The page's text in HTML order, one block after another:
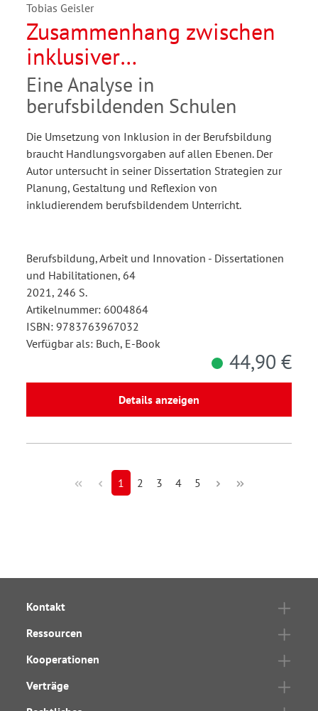
Tobias Geisler
Zusammenhang zwischen
inklusiver
Unterrichtsgestaltung und
Professionellen
Lerngemeinschaften
Eine Analyse in
berufsbildenden Schulen
Die Umsetzung von Inklusion in der Berufsbildung
braucht Handlungsvorgaben auf allen Ebenen. Der
Autor untersucht in seiner Dissertation Strategien zur
Planung, Gestaltung und Reflexion von
inkludierendem berufsbildendem Unterricht.
Berufsbildung, Arbeit und Innovation - Dissertationen
und Habilitationen, 64
2021, 246 S.
Artikelnummer: 6004864
ISBN: 9783763967032
Verfügbar als: Buch, E-Book
44,90 €
Details anzeigen
1 2 3 4 5
Kontakt
Ressourcen
Kooperationen
Verträge